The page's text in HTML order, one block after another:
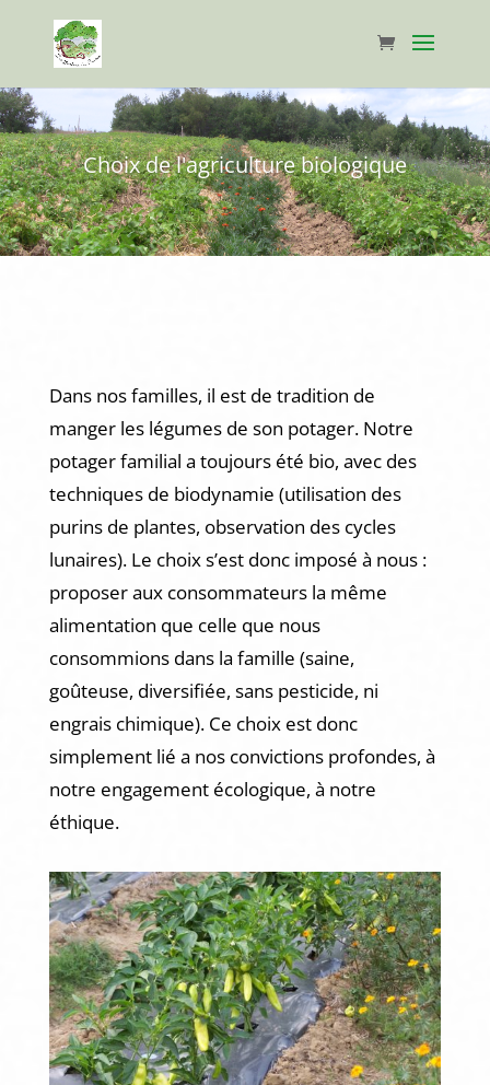
Choix de l'agriculture biologique
Dans nos familles, il est de tradition de
manger les légumes de son potager. Notre
potager familial a toujours été bio, avec des
techniques de biodynamie (utilisation des
purins de plantes, observation des cycles
lunaires). Le choix s’est donc imposé à nous :
proposer aux consommateurs la même
alimentation que celle que nous
consommions dans la famille (saine,
goûteuse, diversifiée, sans pesticide, ni
engrais chimique). Ce choix est donc
simplement lié a nos convictions profondes, à
notre engagement écologique, à notre
éthique.